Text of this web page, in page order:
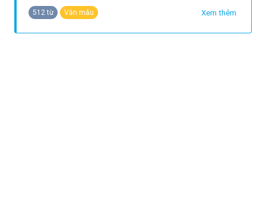
bởi cơn mưa rào bất chợt. Và nổi bật trên cái phông nền
nghiêng ngả vì mưa của hài thơ, hình ảnh con người hiện lên
Xem thêm
512 từ Văn mẫu